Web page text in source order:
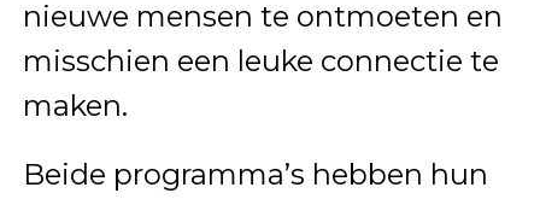
nieuwe mensen te ontmoeten en
misschien een leuke connectie te
maken.
Beide programma’s hebben hun